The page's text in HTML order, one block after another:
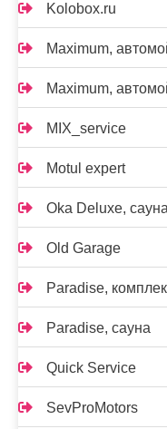
Kolobox.ru
Maximum,
Maximum,
MIX_service
Motul expert
Oka Deluxe, сауна
Old Garage
Paradise,
Paradise, сауна
Quick Service
SevProMotors